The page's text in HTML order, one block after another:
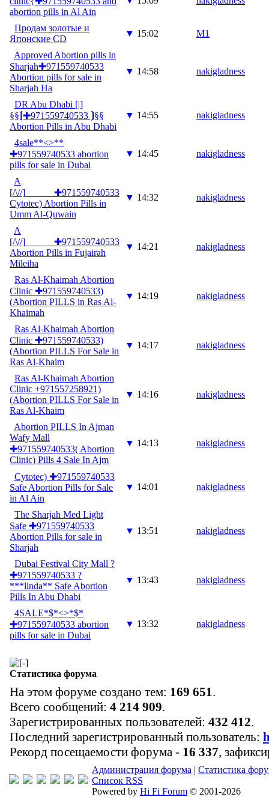
abortion pills in Al Ain
Продам золотые и
Японские CD
▼ 15:02 M1
Approved Abortion pills in
Sharjah✚971559740533
Abortion pills for sale in
Sharjah Ha
▼ 14:58 nakigladness
DR Abu Dhabi [|]
§§⟬✚971559740533 ⟭§§
Abortion Pills in Abu Dhabi
▼ 14:55 nakigladness
4sale**<>**
✚971559740533 abortion
pills for sale in Dubai
▼ 14:45 nakigladness
A
[/\//]______✚971559740533
Cytotec) Abortion Pills in
Umm Al-Quwain
▼ 14:32 nakigladness
A
[/\//]______✚971559740533
Abortion Pills in Fujairah
Mileiha
▼ 14:21 nakigladness
Ras Al-Khaimah Abortion
Clinic ✚971559740533)
(Abortion PILLS in Ras Al-
Khaimah
▼ 14:19 nakigladness
Ras Al-Khaimah Abortion
Clinic ✚971559740533)
(Abortion PILLS For Sale in
Ras Al-Khaim
▼ 14:17 nakigladness
Ras Al-Khaimah Abortion
Clinic +971557258921)
(Abortion PILLS For Sale in
Ras Al-Khaim
▼ 14:16 nakigladness
Abortion PILLS In Ajman
Wafy Mall
✚971559740533( Abortion
Clinic) Pills 4 Sale In Ajm
▼ 14:13 nakigladness
Cytotec) ✚971559740533
Safe Abortion Pills for Sale
in Al Ain
▼ 14:01 nakigladness
The Sharjah Med Light
Safe ✚971559740533
Abortion Pills for sale in
Sharjah
▼ 13:51 nakigladness
Dubai Festival City Mall ?
✚971559740533 ?
***linda** Safe Abortion
Pills In Abu Dhabi
▼ 13:43 nakigladness
4SALE*$*<>*$*
✚971559740533 abortion
pills for sale in Dubai
▼ 13:32 nakigladness
Статистика форума
На этом форуме создано тем: 169 651.
Всего сообщений: 4 214 909.
Зарегистрированных пользователей: 432 412.
Последний зарегистрированный пользователь:
Рекорд посещаемости форума - 16 337,
Администрация форума | Статистика
Список RSS
Powered by Hi Fi Forum © 2001-2026